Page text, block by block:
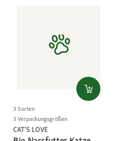
3 Sorten
3 Verpackungsgrößen
CAT'S LOVE